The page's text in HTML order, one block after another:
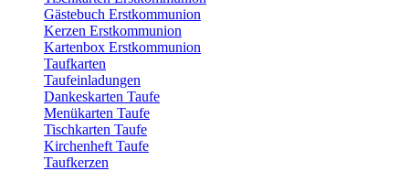
Gästebuch Erstkommunion
Kerzen Erstkommunion
Kartenbox Erstkommunion
Taufkarten
Taufeinladungen
Dankeskarten Taufe
Menükarten Taufe
Tischkarten Taufe
Kirchenheft Taufe
Taufkerzen